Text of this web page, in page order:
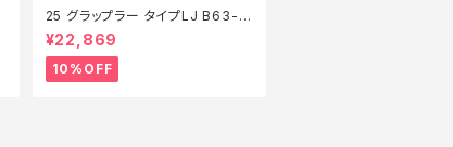
25 グラップラー タイプLJ B63-3
【継続セール_ロッド】【10】
¥22,869
10%OFF